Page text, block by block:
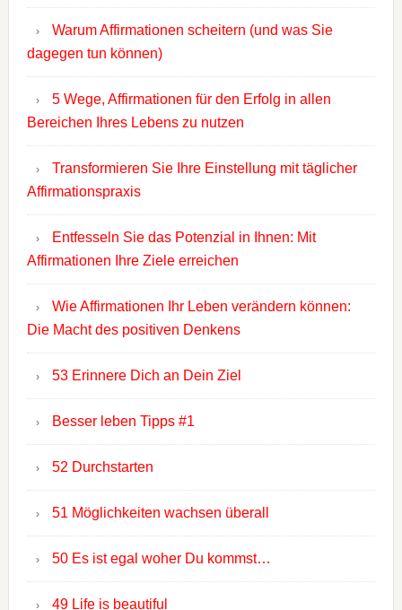
Warum Affirmationen scheitern (und was Sie
dagegen tun können)
5 Wege, Affirmationen für den Erfolg in allen
Bereichen Ihres Lebens zu nutzen
Transformieren Sie Ihre Einstellung mit täglicher
Affirmationspraxis
Entfesseln Sie das Potenzial in Ihnen: Mit
Affirmationen Ihre Ziele erreichen
Wie Affirmationen Ihr Leben verändern können:
Die Macht des positiven Denkens
53 Erinnere Dich an Dein Ziel
Besser leben Tipps #1
52 Durchstarten
51 Möglichkeiten wachsen überall
50 Es ist egal woher Du kommst…
49 Life is beautiful